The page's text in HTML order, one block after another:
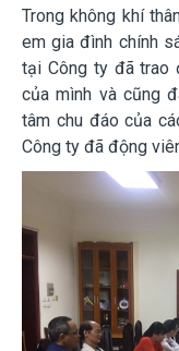
Trong không khí
em gia đình chính
tại Công ty đã trao
của mình và cũng
tâm chu đáo của
Công ty đã động